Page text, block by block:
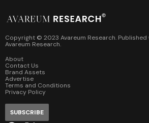
Copyright © 2023 Avareum Research. Published
Avareum Research.
About
Contact Us
Brand Assets
Advertise
Terms and Conditions
Privacy Policy
SUBSCRIBE